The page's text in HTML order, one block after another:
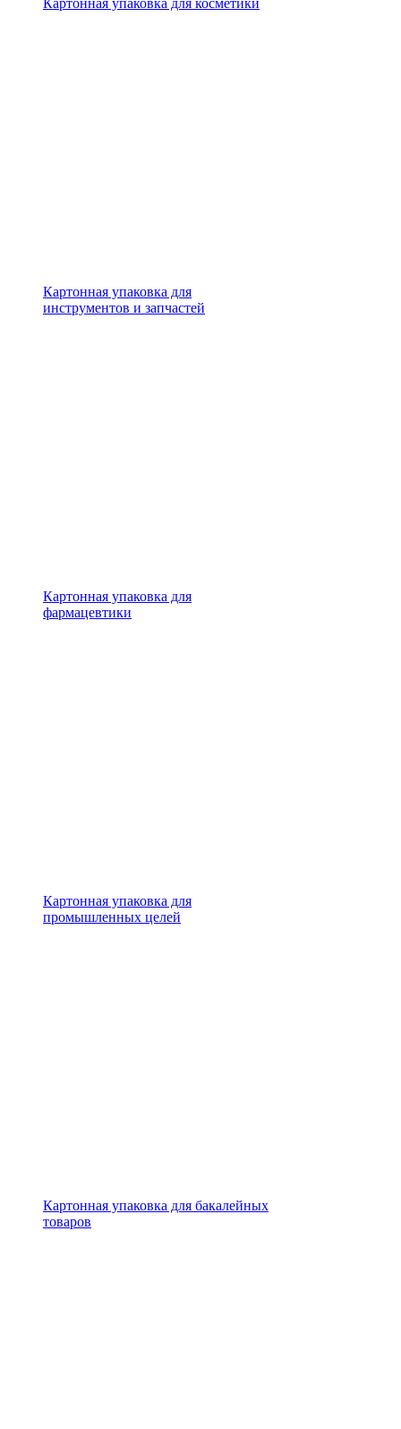
Картонная упаковка для
инструментов и запчастей
Картонная упаковка для
фармацевтики
Картонная упаковка для
промышленных целей
Картонная упаковка для бакалейных
товаров